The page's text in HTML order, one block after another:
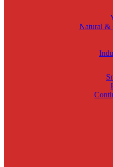
Natural &